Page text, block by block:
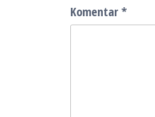
Komentar*